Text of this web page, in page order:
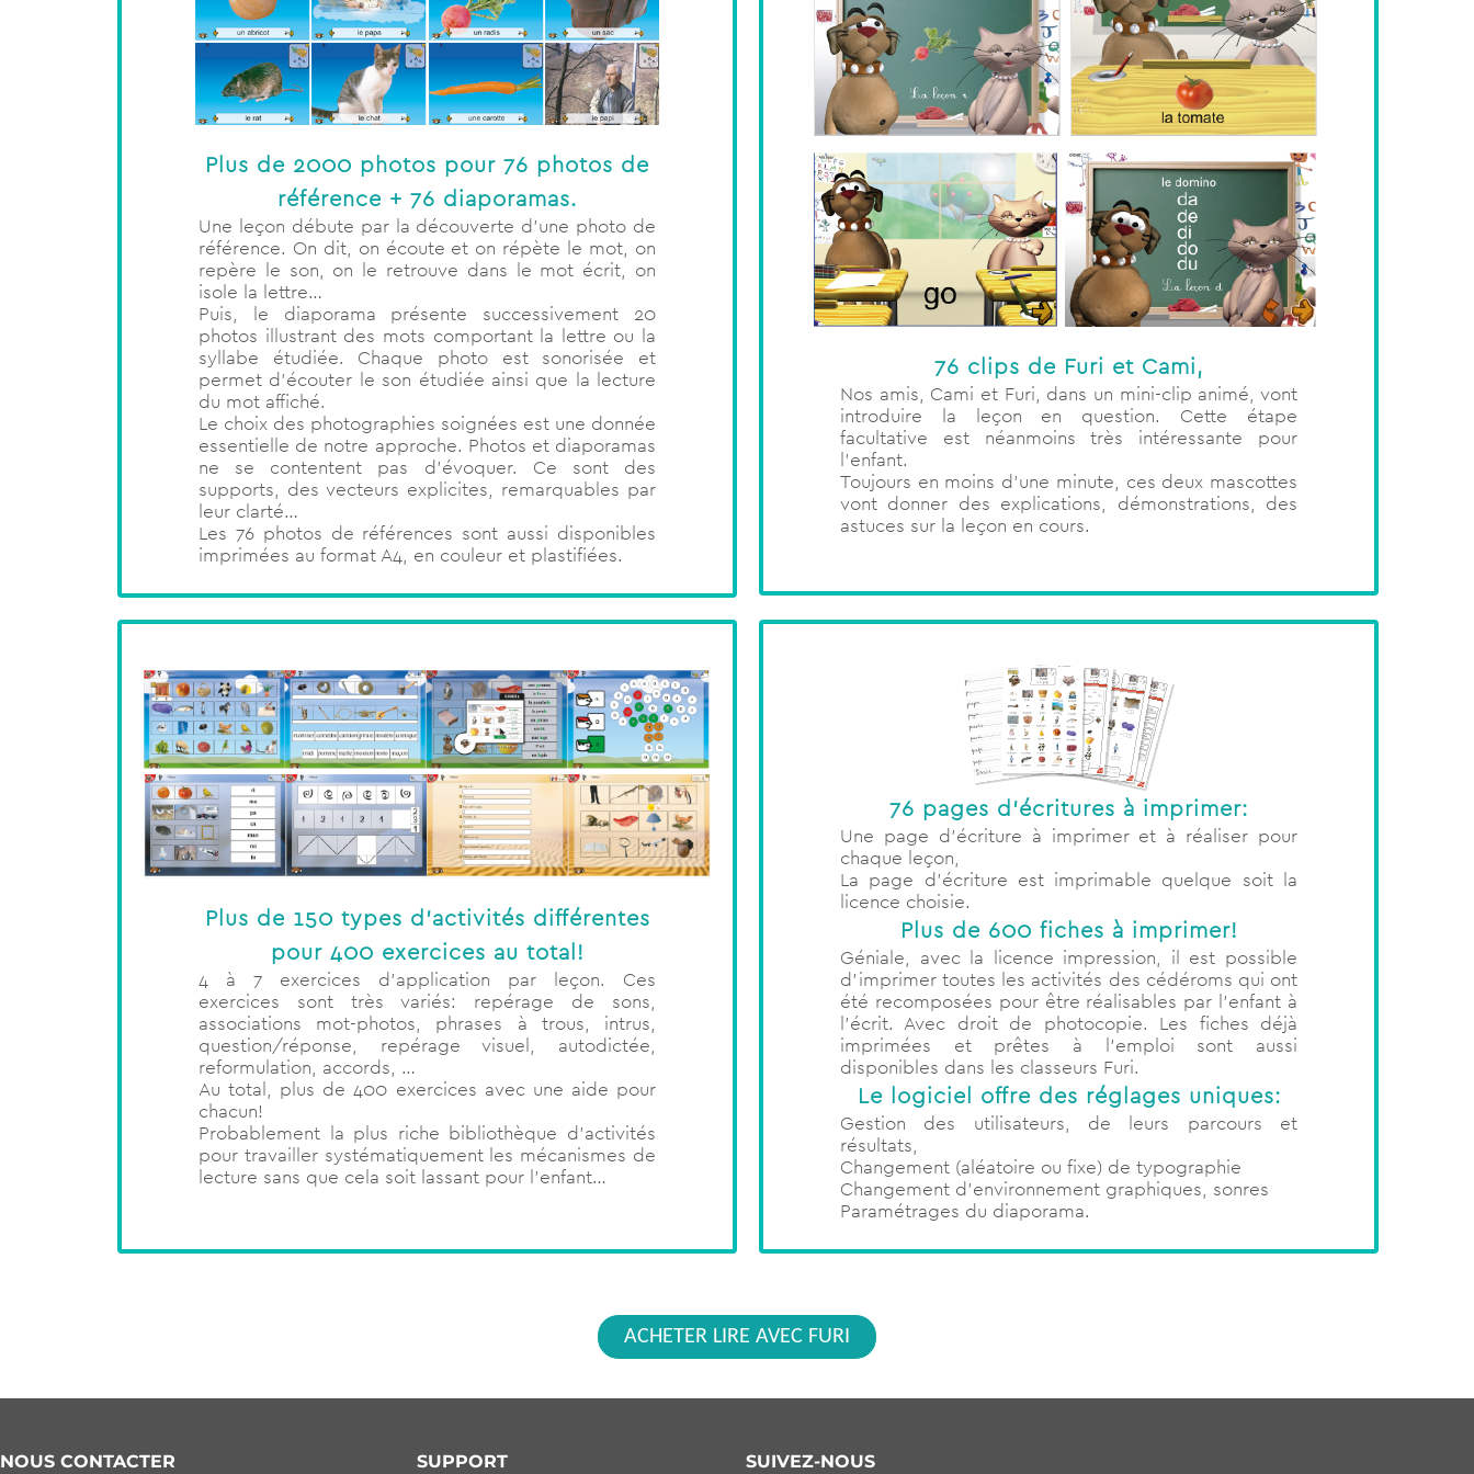
Plus de 2000 photos pour 76 photos de
référence + 76 diaporamas.
Une leçon débute par la découverte d’une photo de
référence. On dit, on écoute et on répète le mot, on
repère le son, on le retrouve dans le mot écrit, on
isole la lettre…
Puis, le diaporama présente successivement 20
photos illustrant des mots comportant la lettre ou la
syllabe étudiée. Chaque photo est sonorisée et
permet d’écouter le son étudiée ainsi que la lecture
du mot affiché.
Le choix des photographies soignées est une donnée
essentielle de notre approche. Photos et diaporamas
ne se contentent pas d’évoquer. Ce sont des
supports, des vecteurs explicites, remarquables par
leur clarté…
Les 76 photos de références sont aussi disponibles
imprimées au format A4, en couleur et plastifiées.
76 clips de Furi et Cami,
Nos amis, Cami et Furi, dans un mini-clip animé, vont
introduire la leçon en question. Cette étape
facultative est néanmoins très intéressante pour
l’enfant.
Toujours en moins d’une minute, ces deux mascottes
vont donner des explications, démonstrations, des
astuces sur la leçon en cours.
Plus de 150 types d’activités différentes
pour 400 exercices au total!
4 à 7 exercices d’application par leçon. Ces
exercices sont très variés: repérage de sons,
associations mot-photos, phrases à trous, intrus,
question/réponse, repérage visuel, autodictée,
reformulation, accords, …
Au total, plus de 400 exercices avec une aide pour
chacun!
Probablement la plus riche bibliothèque d’activités
pour travailler systématiquement les mécanismes de
lecture sans que cela soit lassant pour l’enfant…
76 pages d’écritures à imprimer:
Une page d’écriture à imprimer et à réaliser pour
chaque leçon,
La page d’écriture est imprimable quelque soit la
licence choisie.
Plus de 600 fiches à imprimer!
Géniale, avec la licence impression, il est possible
d’imprimer toutes les activités des cédéroms qui ont
été recomposées pour être réalisables par l’enfant à
l’écrit. Avec droit de photocopie. Les fiches déjà
imprimées et prêtes à l’emploi sont aussi
disponibles dans les classeurs Furi.
Le logiciel offre des réglages uniques:
Gestion des utilisateurs, de leurs parcours et
résultats,
Changement (aléatoire ou fixe) de typographie
Changement d’environnement graphiques, sonres
Paramétrages du diaporama.
ACHETER LIRE AVEC FURI
NOUS CONTACTER SUPPORT SUIVEZ-NOUS